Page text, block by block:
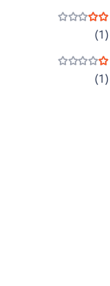
نمره(1)
نمره(1)